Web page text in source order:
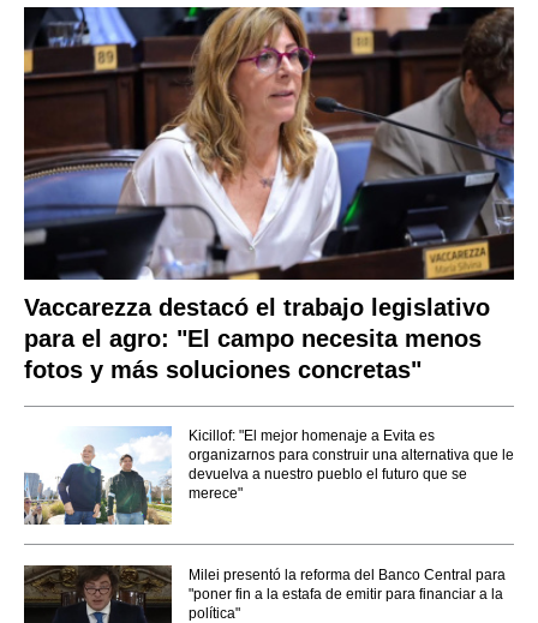
Vaccarezza destacó el trabajo legislativo
para el agro: "El campo necesita menos
fotos y más soluciones concretas"
Kicillof: "El mejor homenaje a Evita es
organizarnos para construir una alternativa que le
devuelva a nuestro pueblo el futuro que se
merece"
Milei presentó la reforma del Banco Central para
"poner fin a la estafa de emitir para financiar a la
política"